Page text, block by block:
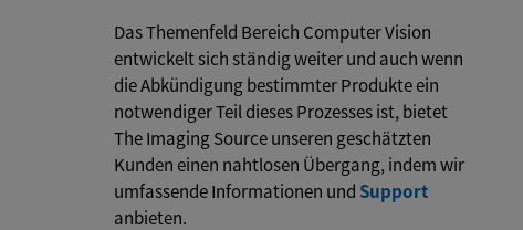
Das Themenfeld Bereich Computer Vision
entwickelt sich ständig weiter und auch wenn
die Abkündigung bestimmter Produkte ein
notwendiger Teil dieses Prozesses ist, bietet
The Imaging Source unseren geschätzten
Kunden einen nahtlosen Übergang, indem wir
umfassende Informationen und Support
anbieten.